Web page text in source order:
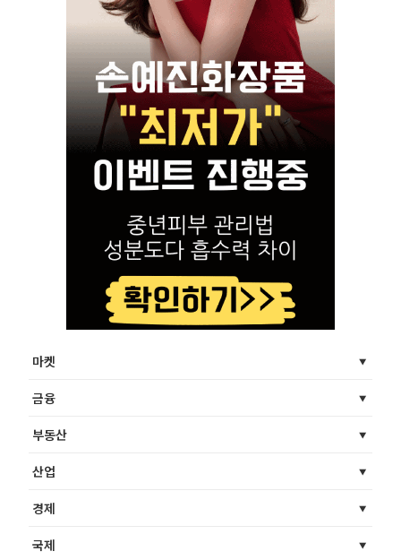
마켓
금융
부동산
산업
경제
국제